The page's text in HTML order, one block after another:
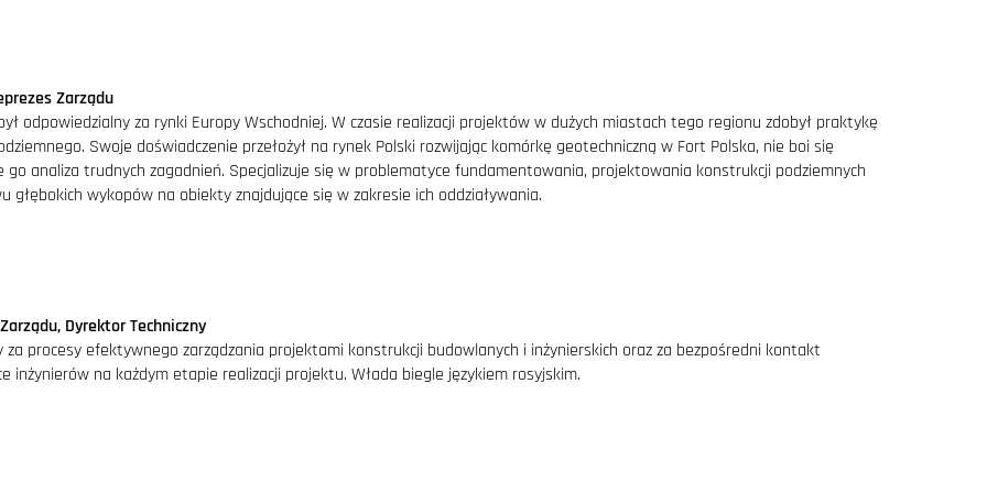
konstruktorów; FORT
konstrukcji, a profesjonalizm
docenione przez francuskich
i owocują intensywną
współpracą
2007
duża aktywność na rynku rosyjskim w sektorze budownictwa przemysłowego, projekt
udziały w FORT POLSKA od
Milarys Polska oraz Christian
do biura przy ul. Nowotoruńskiej
zespołu do 54 inżynierów
Zarządu
odpowiedzialny za rynki Europy Wschodniej. W czasie realizacji projektów w dużych miastach tego regionu zdobył praktykę
Swoje doświadczenie przełożył na rynek Polski rozwijając komórkę geotechniczną w Fort Polska, nie boi się
go analiza trudnych zagadnień. Specjalizuje się w problematyce fundamentowania, projektowania konstrukcji podziemnych
głębokich wykopów na obiekty znajdujące się w zakresie ich oddziaływania.
Dyrektor Techniczny
za procesy efektywnego zarządzania projektami konstrukcji budowlanych i inżynierskich oraz za bezpośredni kontakt
inżynierów na każdym etapie realizacji projektu. Włada biegle językiem rosyjskim.